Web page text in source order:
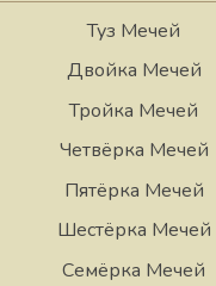
Туз Мечей
Двойка Мечей
Тройка Мечей
Четвёрка Мечей
Пятёрка Мечей
Шестёрка Мечей
Семёрка Мечей